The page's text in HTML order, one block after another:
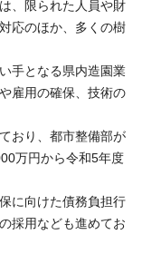
、限られた人員や財
応のほか、多くの樹
手となる県内造園業
雇用の確保、技術の
おり、都市整備部が
万円から令和5年度
に向けた債務負担行
採用なども進めてお